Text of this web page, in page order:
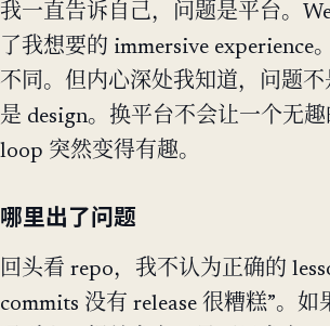
我一直告诉自己，问题是平台。
了我想要的 immersive experience
不同。但内心深处我知道，问题不
是 design。换平台不会让一个无趣
loop 突然变得有趣。
哪里出了问题
回头看 repo，我不认为正确的
commits 没有 release 很糟糕”。如